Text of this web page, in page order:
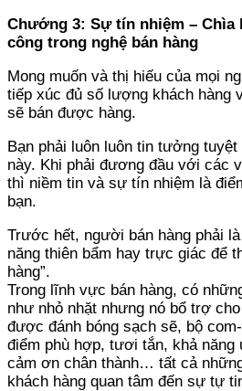
Chướng 3: Sự tín nhiệm – Chìa
công trong nghệ bán hàng
Mong muốn và thị hiếu của mọi
tiếp xúc đủ số lượng khách hàng
sẽ bán được hàng.
Bạn phải luôn luôn tin tưởng
này. Khi phải đương đầu với các
thì niềm tin và sự tín nhiệm là
bạn.
Trước hết, người bán hàng phải
năng thiên bẩm hay trực giác để
hàng”.
Trong lĩnh vực bán hàng, có
như nhỏ nhặt nhưng nó bổ trợ
được đánh bóng sạch sẽ, bộ
điểm phù hợp, tươi tắn, khả
cảm ơn chân thành… tất cả
khách hàng quan tâm đến sự tự